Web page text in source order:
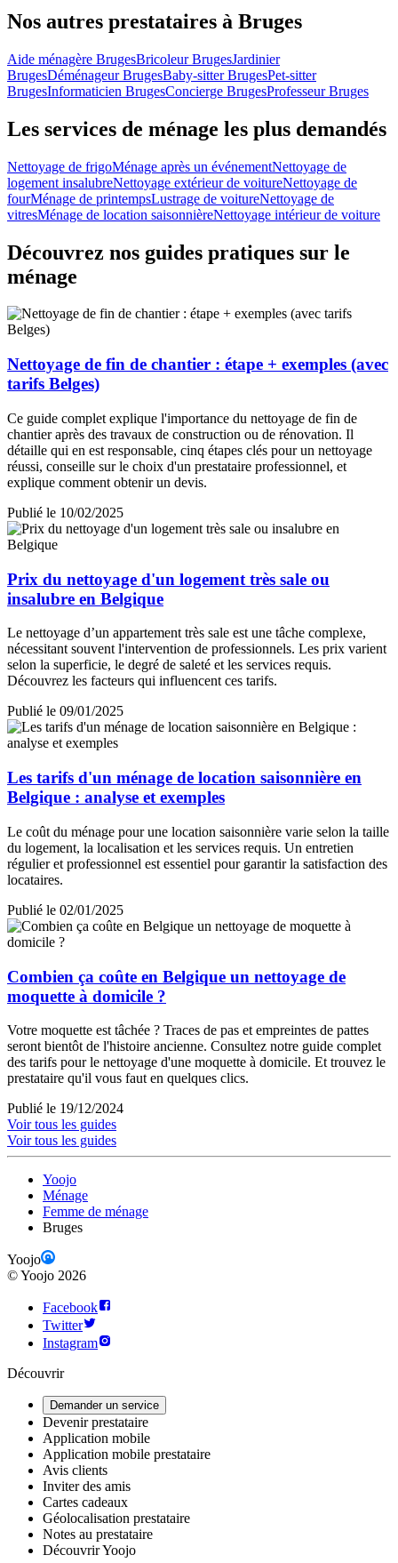
Nos autres prestataires à Bruges
Aide ménagère BrugesBricoleur BrugesJardinier
BrugesDéménageur BrugesBaby-sitter BrugesPet-sitter
BrugesInformaticien BrugesConcierge BrugesProfesseur Bruges
Les services de ménage les plus demandés
Nettoyage de frigoMénage après un événementNettoyage de
logement insalubreNettoyage extérieur de voitureNettoyage de
fourMénage de printempsLustrage de voitureNettoyage de
vitresMénage de location saisonnièreNettoyage intérieur de voiture
Découvrez nos guides pratiques sur le
ménage
Nettoyage de fin de chantier : étape + exemples (avec
tarifs Belges)
Ce guide complet explique l'importance du nettoyage de fin de
chantier après des travaux de construction ou de rénovation. Il
détaille qui en est responsable, cinq étapes clés pour un nettoyage
réussi, conseille sur le choix d'un prestataire professionnel, et
explique comment obtenir un devis.
Publié le 10/02/2025
Prix du nettoyage d'un logement très sale ou
insalubre en Belgique
Le nettoyage d’un appartement très sale est une tâche complexe,
nécessitant souvent l'intervention de professionnels. Les prix varient
selon la superficie, le degré de saleté et les services requis.
Découvrez les facteurs qui influencent ces tarifs.
Publié le 09/01/2025
Les tarifs d'un ménage de location saisonnière en
Belgique : analyse et exemples
Le coût du ménage pour une location saisonnière varie selon la taille
du logement, la localisation et les services requis. Un entretien
régulier et professionnel est essentiel pour garantir la satisfaction des
locataires.
Publié le 02/01/2025
Combien ça coûte en Belgique un nettoyage de
moquette à domicile ?
Votre moquette est tâchée ? Traces de pas et empreintes de pattes
seront bientôt de l'histoire ancienne. Consultez notre guide complet
des tarifs pour le nettoyage d'une moquette à domicile. Et trouvez le
prestataire qu'il vous faut en quelques clics.
Publié le 19/12/2024
Voir tous les guides
Voir tous les guides
Yoojo
Ménage
Femme de ménage
Bruges
Yoojo
©Yoojo 2026
Facebook
Twitter
Instagram
Découvrir
Demander un service
Devenir prestataire
Application mobile
Application mobile prestataire
Avis clients
Inviter des amis
Cartes cadeaux
Géolocalisation prestataire
Notes au prestataire
Découvrir Yoojo